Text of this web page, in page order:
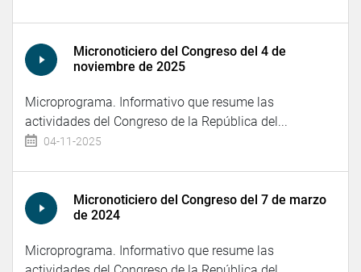
Micronoticiero del Congreso del 4 de
noviembre de 2025
Microprograma. Informativo que resume las
actividades del Congreso de la República del...
04-11-2025
Micronoticiero del Congreso del 7 de marzo
de 2024
Microprograma. Informativo que resume las